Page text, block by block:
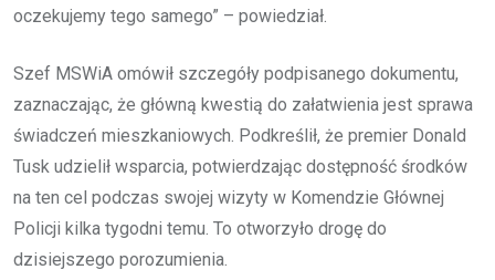
oczekujemy tego samego” – powiedział.
Szef MSWiA omówił szczegóły podpisanego dokumentu,
zaznaczając, że główną kwestią do załatwienia jest sprawa
świadczeń mieszkaniowych. Podkreślił, że premier Donald
Tusk udzielił wsparcia, potwierdzając dostępność środków
na ten cel podczas swojej wizyty w Komendzie Głównej
Policji kilka tygodni temu. To otworzyło drogę do
dzisiejszego porozumienia.